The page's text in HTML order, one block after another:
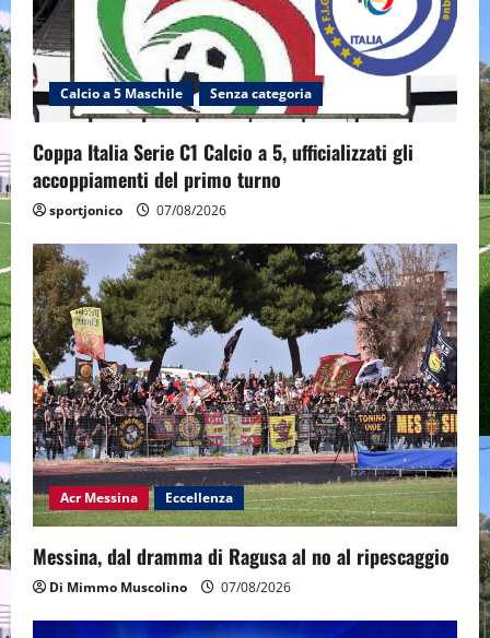
Calcio a 5 Maschile Senza categoria
Coppa Italia Serie C1 Calcio a 5, ufficializzati gli
accoppiamenti del primo turno
sportjonico 07/08/2026
Acr Messina Eccellenza
Messina, dal dramma di Ragusa al no al ripescaggio
Di Mimmo Muscolino 07/08/2026